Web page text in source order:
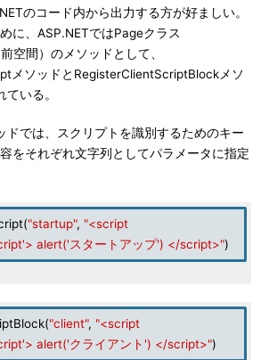
のコード内から出力する方が好ましい。
に、ASP.NETではPageクラス
空間）のメソッドとして、
メソッドとRegisterClientScriptBlockメソ
いる。
では、スクリプトを識別するためのキー
をそれぞれ文字列としてパラメータに指定
"startup", "<script
alert('スタートアップ') </script>")
"client", "<script
alert('クライアント') </script>")